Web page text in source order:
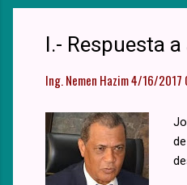
I.- Respuesta
Ing. Nemen Hazim4/16/2017